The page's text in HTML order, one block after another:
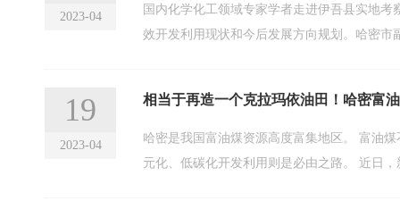
2023-04
国内化学化工领域专家学者走进伊吾县实地
效开发利用现状和今后发展方向规划。哈密
19
2023-04
相当于再造一个克拉玛依油田！哈密富
哈密是我国富油煤资源高度富集地区。 富油煤不仅是煤，更是煤基的油气资源。只将其作为燃料，十分可惜。若要实现富油煤资源“煤”力升级，推进高端化、多
元化、低